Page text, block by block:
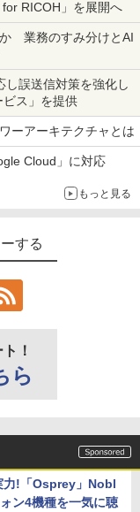
RICOH」を展開へ
業務のすみ分けとAI
し誤送信対策を強化し
ス」を提供
ーアーキテクチャとは
Cloud」に対応
もっと見る
する
！
ら
力!「Osprey」Nobl
ン4機種を一気に聴